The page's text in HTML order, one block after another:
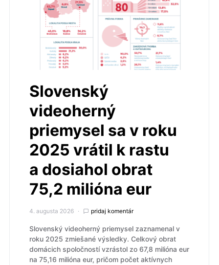
Slovenský
videoherný
priemysel sa v roku
2025 vrátil k rastu
a dosiahol obrat
75,2 milióna eur
4. augusta 2026 pridaj komentár
Slovenský videoherný priemysel zaznamenal v
roku 2025 zmiešané výsledky. Celkový obrat
domácich spoločností vzrástol zo 67,8 milióna eur
na 75,16 milióna eur, pričom počet aktívnych